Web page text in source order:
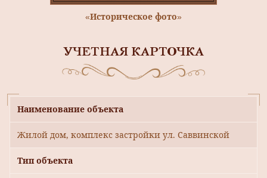
«Историческое фото»
УЧЕТНАЯ КАРТОЧКА
Наименование объекта
Жилой дом, комплекс застройки ул. Саввинской
Тип объекта